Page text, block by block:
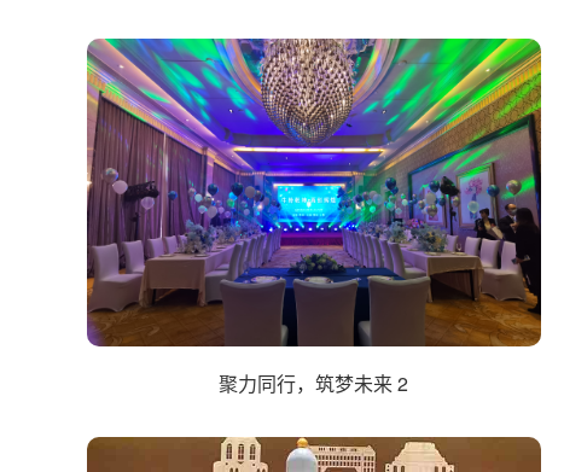
聚力同行，筑梦未来 2